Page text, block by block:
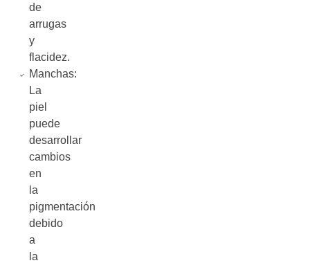
de
arrugas
y
flacidez.
Manchas:
La
piel
puede
desarrollar
cambios
en
la
pigmentación
debido
a
la